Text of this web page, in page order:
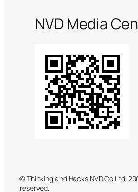
NVD Media
© Thinking and Hacks NVD Co.Ltd.
reserved.